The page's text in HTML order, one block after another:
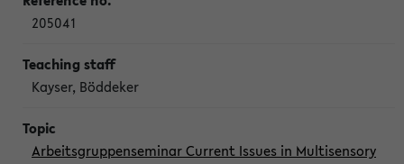
205041
Kayser, Böddeker
Arbeitsgruppenseminar Current Issues in Multisensory